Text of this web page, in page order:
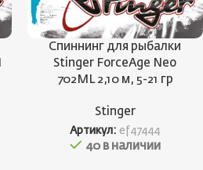
Спиннинг для рыбалки
Stinger ForceAge Neo
702ML 2,10 м, 5-21 гр
Stinger
Артикул:ef47444
40 в наличии